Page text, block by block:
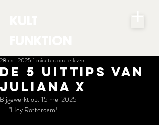
DE 5 UITTIPS VAN
JULIANA X
28 mrt 2025 1 minuten om te lezen
Bijgewerkt op: 15 mei 2025
"Hey Rotterdam!